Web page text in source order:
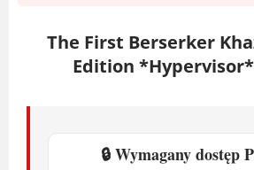
Zalecane
AMD Ryzen 5 3600
The First Berserker
Edition
🔒 Wymagany dostęp